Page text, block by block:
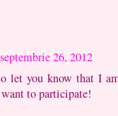
septembrie 26, 2012
let you know that I
to participate!